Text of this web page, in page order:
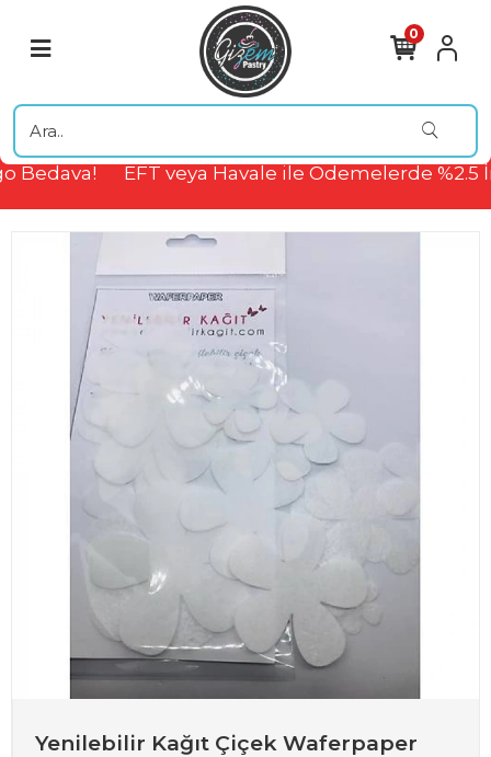
Bedava! EFT veya Havale ile Ödemelerde %2.5
0
Yenilebilir Kağıt Çiçek Waferpaper